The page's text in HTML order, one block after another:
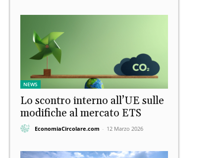
NEWS
Lo scontro interno all’UE sulle
modifiche al mercato ETS
EconomiaCircolare.com - 12 Marzo 2026